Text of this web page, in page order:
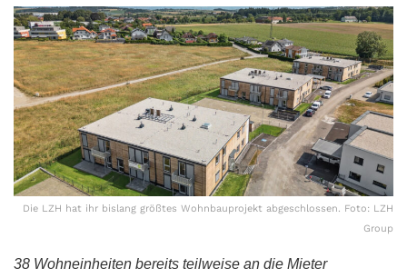
Die LZH hat ihr bislang größtes Wohnbauprojekt abgeschlossen. Foto: LZH
Group
38 Wohneinheiten bereits teilweise an die Mieter